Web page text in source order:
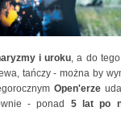
i uroku, a do
tańczy - można by
Open'erze
- ponad 5 lat po